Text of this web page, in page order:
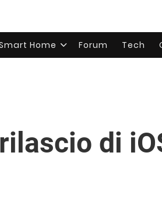
Home Forum Tech
di